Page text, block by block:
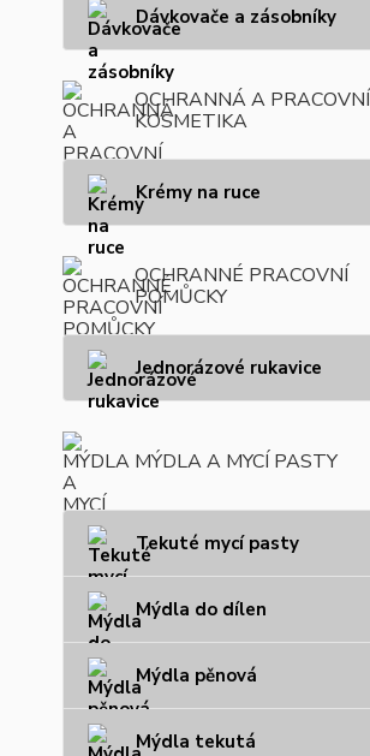
Dávkovače a zásobníky
OCHRANNÁ A PRACOVNÍ
KOSMETIKA
Krémy na ruce
OCHRANNÉ PRACOVNÍ
POMŮCKY
Jednorázové rukavice
MÝDLA A MYCÍ PASTY
Tekuté mycí pasty
Mýdla do dílen
Mýdla pěnová
Mýdla tekutá